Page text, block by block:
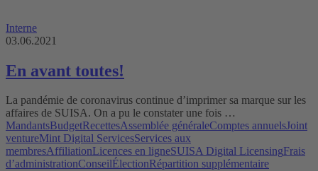
Interne
03.06.2021
En avant toutes!
La pandémie de coronavirus continue d’imprimer sa marque sur les
affaires de SUISA. On a pu le constater une fois …
MandantsBudgetRecettesAssemblée généraleComptes annuelsJoint
ventureMint Digital ServicesServices aux
membresAffiliationLicences en ligneSUISA Digital LicensingFrais
d’administrationConseilÉlectionRépartition supplémentaire